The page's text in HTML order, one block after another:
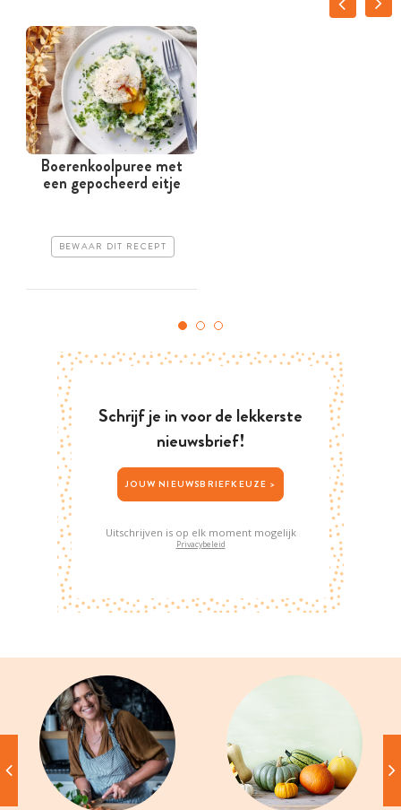
Boerenkoolpuree met
een gepocheerd eitje
BEWAAR DIT RECEPT
Schrijf je in voor de lekkerste
nieuwsbrief!
JOUW NIEUWSBRIEFKEUZE >
Uitschrijven is op elk moment mogelijk
Privacybeleid